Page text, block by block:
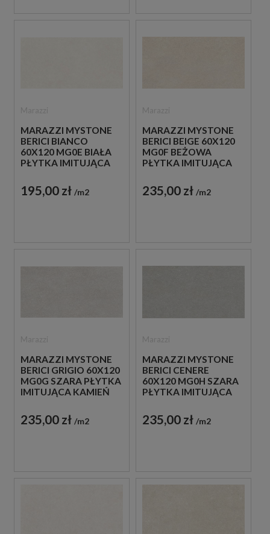
MARAZZI MYSTONE
BERICI BIANCO
60X120 MG0E BIAŁA
PŁYTKA IMITUJĄCA
195,00 zł m2
MARAZZI MYSTONE
BERICI BEIGE 60X120
MG0F BEŻOWA
PŁYTKA IMITUJĄCA
235,00 zł m2
MARAZZI MYSTONE
BERICI GRIGIO 60X120
MG0G SZARA PŁYTKA
IMITUJĄCA KAMIEŃ
235,00 zł m2
MARAZZI MYSTONE
BERICI CENERE
60X120 MG0H SZARA
PŁYTKA IMITUJĄCA
235,00 zł m2